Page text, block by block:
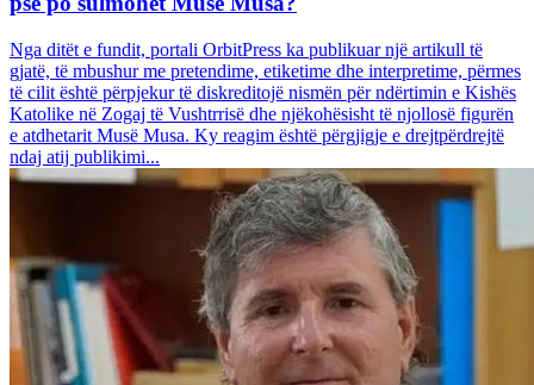
Nga ditët e fundit, portali OrbitPress ka publikuar një artikull të
gjatë, të mbushur me pretendime, etiketime dhe interpretime, përmes
të cilit është përpjekur të diskreditojë nismën për ndërtimin e Kishës
Katolike në Zogaj të Vushtrrisë dhe njëkohësisht të njollosë figurën
e atdhetarit Musë Musa. Ky reagim është përgjigje e drejtpërdrejtë
ndaj atij publikimi...